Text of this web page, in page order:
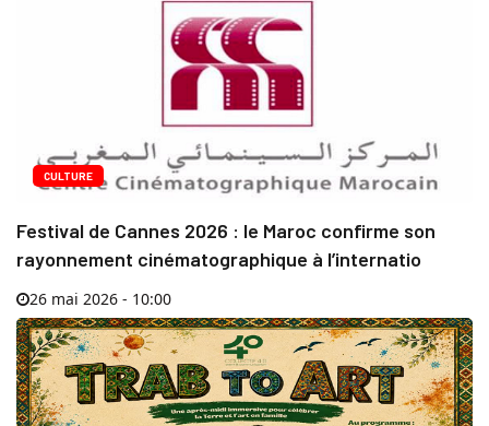
CULTURE
Festival de Cannes 2026 : le Maroc confirme son
rayonnement cinématographique à l’internatio
26 mai 2026 - 10:00